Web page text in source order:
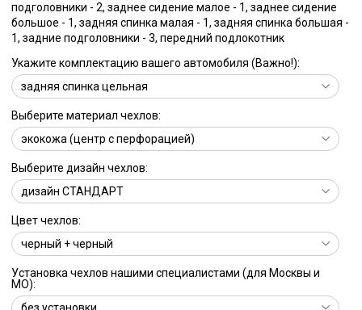
подголовники - 2, заднее сидение малое - 1, заднее сидение
большое - 1, задняя спинка малая - 1, задняя спинка большая -
1, задние подголовники - 3, передний подлокотник
Укажите комплектацию вашего автомобиля (Важно!):
Выберите материал чехлов:
Выберите дизайн чехлов:
Цвет чехлов:
Установка чехлов нашими специалистами (для Москвы и
МО):